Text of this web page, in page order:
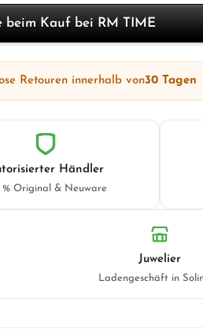
beim Kauf bei RM TIME
Retouren innerhalb von30 Tagen
Händler
% Original & Neuware
Juwelier
Ladengeschäft in